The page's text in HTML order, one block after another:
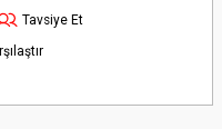
Tavsiye Et